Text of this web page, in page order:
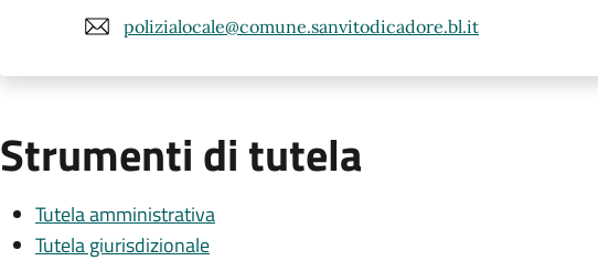
polizialocale@comune.sanvitodicadore.bl.it
Strumenti di tutela
Tutela amministrativa
Tutela giurisdizionale